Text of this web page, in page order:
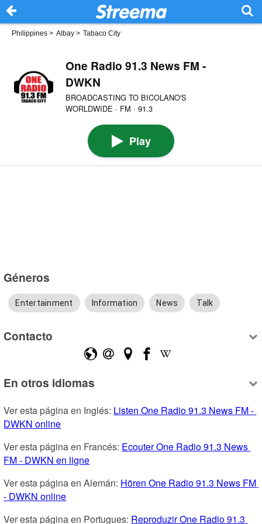
Philippines > Albay > Tabaco City
One Radio 91.3 News FM -
DWKN
BROADCASTING TO BICOLANO'S
WORLDWIDE · FM · 91.3
Play
Géneros
Entertainment Information News Talk
Contacto
En otros idiomas
Ver esta página en Inglés: Listen One Radio 91.3 News FM -
DWKN online
Ver esta página en Francés: Ecouter One Radio 91.3 News
FM - DWKN en ligne
Ver esta página en Alemán: Hören One Radio 91.3 News FM
- DWKN online
Ver esta página en Portugues: Reproduzir One Radio 91.3